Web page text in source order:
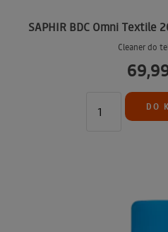
SAPHIR BDC Omni Textile
Cleaner do
DO